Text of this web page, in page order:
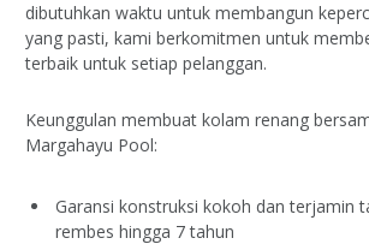
dibutuhkan waktu untuk membangun
yang pasti, kami berkomitmen untuk
terbaik untuk setiap pelanggan.
Keunggulan membuat kolam renang
Margahayu Pool:
Garansi konstruksi kokoh dan terjamin
rembes hingga 7 tahun